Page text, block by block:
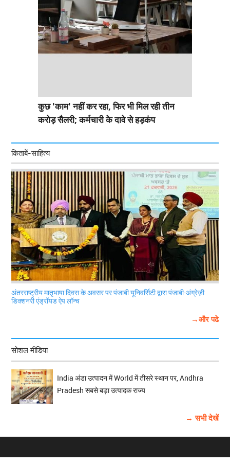
कुछ 'काम' नहीं कर रहा, फिर भी मिल रही तीन
करोड़ सैलरी; कर्मचारी के दावे से हड़कंप
किताबें-साहित्य
अंतरराष्ट्रीय मातृभाषा दिवस के अवसर पर पंजाबी यूनिवर्सिटी द्वारा पंजाबी-अंग्रेज़ी
डिक्शनरी एंड्रॉयड ऐप लॉन्च
→और पढे
सोशल मीडिया
India अंडा उत्पादन में World में तीसरे स्थान पर, Andhra
Pradesh सबसे बड़ा उत्पादक राज्य
→ सभी देखें